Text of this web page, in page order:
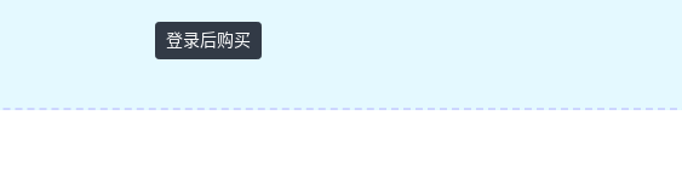
登录后购买